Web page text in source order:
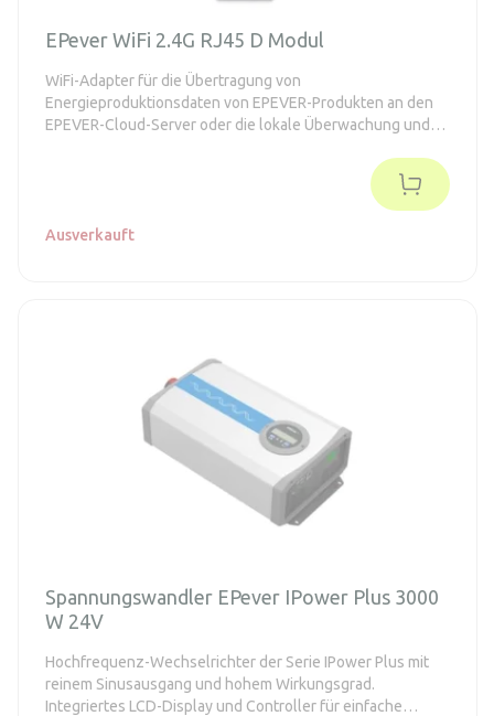
EPever WiFi 2.4G RJ45 D Modul
WiFi-Adapter für die Übertragung von
Energieproduktionsdaten von EPEVER-Produkten an den
EPEVER-Cloud-Server oder die lokale Überwachung und
Ausverkauft
Spannungswandler EPever IPower Plus 3000
W 24V
Hochfrequenz-Wechselrichter der Serie IPower Plus mit
reinem Sinusausgang und hohem Wirkungsgrad.
Integriertes LCD-Display und Controller für einfache